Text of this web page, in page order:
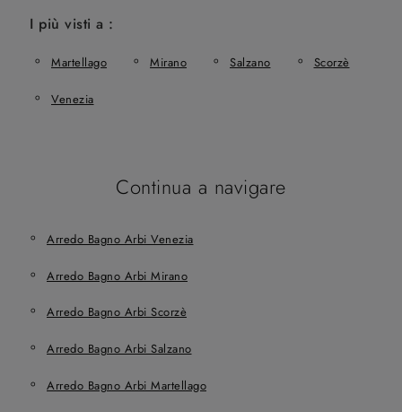
I più visti a :
Martellago Mirano Salzano Scorzè
Venezia
Continua a navigare
Arredo Bagno Arbi Venezia
Arredo Bagno Arbi Mirano
Arredo Bagno Arbi Scorzè
Arredo Bagno Arbi Salzano
Arredo Bagno Arbi Martellago